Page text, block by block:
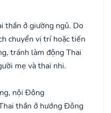
thần ở giường ngủ. Do
chuyển vị trí hoặc tiến
tránh làm động Thai
mẹ và thai nhi.
nội Đông
thần ở hướng Đông